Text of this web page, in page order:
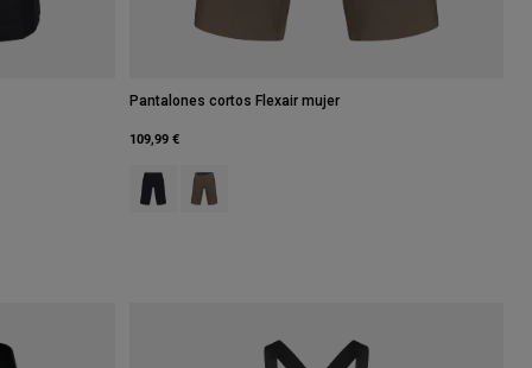
Azul medianoche.
type of Gris Peltre.
swatch type of Marrón.
Pantalones cortos Flexair mujer
109,99 €
Product swatch type of Negro.
Product swatch type of Marrón nuez moscada.